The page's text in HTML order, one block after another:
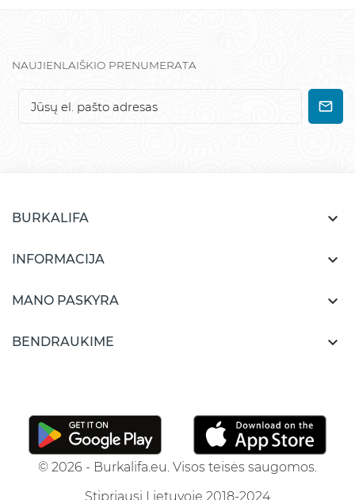
NAUJIENLAIŠKIO PRENUMERATA
BURKALIFA 
INFORMACIJA 
MANO PASKYRA 
BENDRAUKIME 
© 2026 - Burkalifa.eu. Visos teisės saugomos.
Stipriausi Lietuvoje 2018-2024